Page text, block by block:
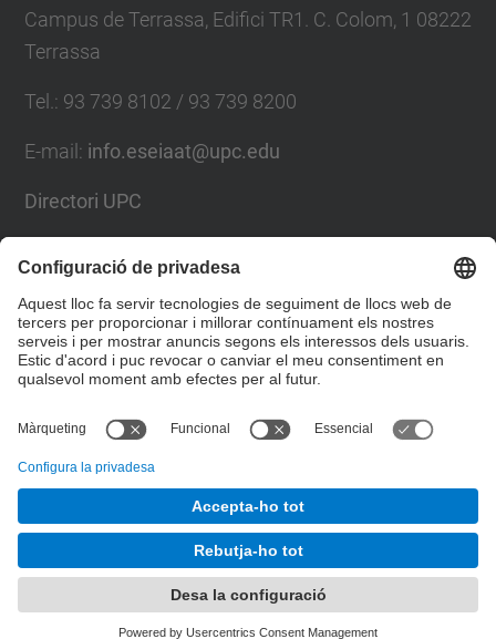
Campus de Terrassa, Edifici TR1. C. Colom, 1 08222
Terrassa
Tel. : 93 739 8102 / 93 739 8200
E-mail : info.eseiaat@upc.edu
Directori UPC
Llista Xarxes Socials
© UPCEscola Superior d’Enginyeries Industrial,
Aeroespacial i Audiovisual de Terrassa. ESEIAAT
Desenvolupat amb